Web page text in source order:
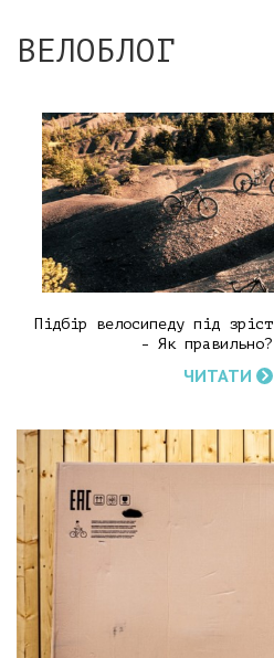
ВЕЛОБЛОГ
Підбір велосипеду під зріст
- Як правильно?
ЧИТАТИ